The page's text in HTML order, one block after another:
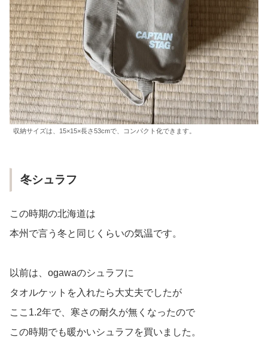
収納サイズは、15×15×長さ53cmで、コンパクト化できます。
冬シュラフ
この時期の北海道は
本州で言う冬と同じくらいの気温です。
以前は、ogawaのシュラフに
タオルケットを入れたら大丈夫でしたが
ここ1.2年で、寒さの耐久が無くなったので
この時期でも暖かいシュラフを買いました。